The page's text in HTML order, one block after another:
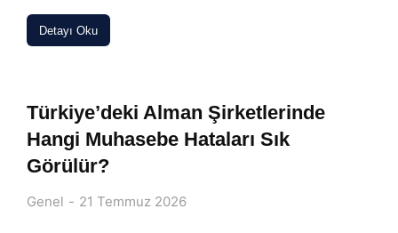
Detayı Oku
Türkiye’deki Alman Şirketlerinde
Hangi Muhasebe Hataları Sık
Görülür?
Genel 21 Temmuz 2026